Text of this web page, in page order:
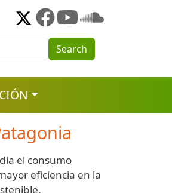
Search
el consumo
eficiencia en la